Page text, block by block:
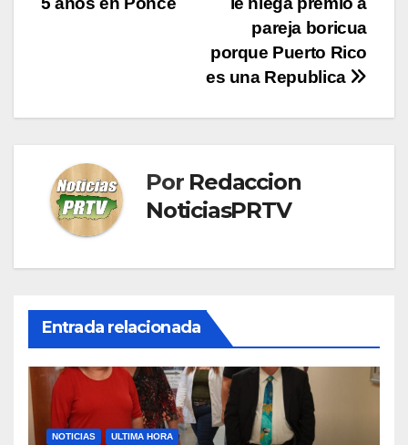
pareja boricua
porque Puerto Rico
es una Republica
Por Redaccion
NoticiasPRTV
Entrada relacionada
NOTICIAS ULTIMA HORA